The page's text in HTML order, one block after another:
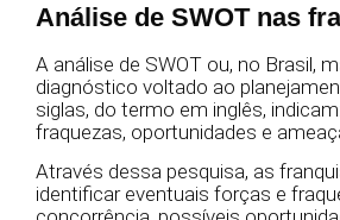
Análise de SWOT nas
A análise de SWOT ou, no Brasil,
diagnóstico voltado ao
siglas, do termo em inglês,
fraquezas, oportunidades e
Através dessa pesquisa, as
identificar eventuais forças e